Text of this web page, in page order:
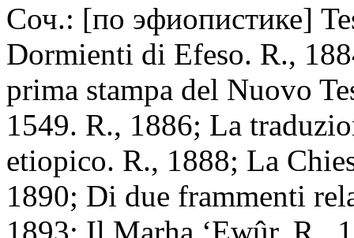
Соч.: [по эфиопистике]
Dormienti di Efeso. R.,
prima stampa del Nuovo
1549. R., 1886; La
etiopico. R., 1888; La
1890; Di due frammenti
1893; Il Marha ‘Ewûr. R.,